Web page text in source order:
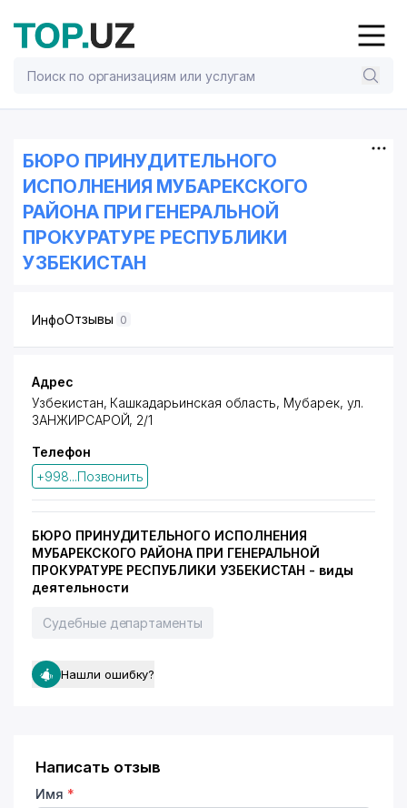
БЮРО ПРИНУДИТЕЛЬНОГО
ИСПОЛНЕНИЯ МУБАРЕКСКОГО
РАЙОНА ПРИ ГЕНЕРАЛЬНОЙ
ПРОКУРАТУРЕ РЕСПУБЛИКИ
УЗБЕКИСТАН
ИнфоОтзывы 0
Адрес
Узбекистан, Кашкадарьинская область, Мубарек, ул.
ЗАНЖИРСАРОЙ, 2/1
Телефон
+998...Позвонить
БЮРО ПРИНУДИТЕЛЬНОГО ИСПОЛНЕНИЯ
МУБАРЕКСКОГО РАЙОНА ПРИ ГЕНЕРАЛЬНОЙ
ПРОКУРАТУРЕ РЕСПУБЛИКИ УЗБЕКИСТАН - виды
деятельности
Судебные департаменты
Нашли ошибку?
Написать отзыв
Имя *